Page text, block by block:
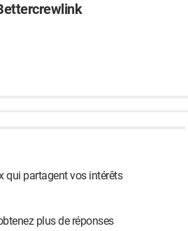
qui partagent vos intérêts
plus de réponses